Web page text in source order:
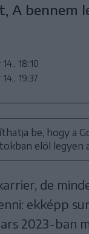
A bennem
18:10
19:37
be, hogy a
elöl legyen
de
ekképp
2023-ban